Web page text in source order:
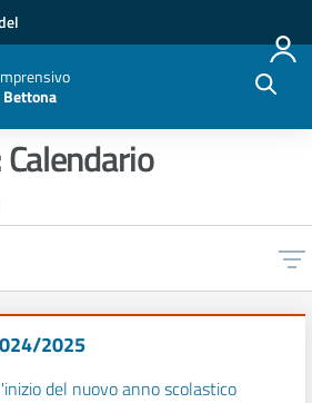
Bettona
2025
del nuovo anno scolastico